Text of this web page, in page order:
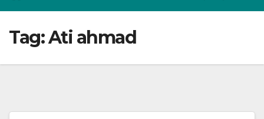
Tag:Ati ahmad